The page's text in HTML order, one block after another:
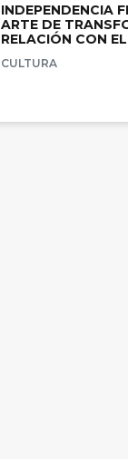
INDEPENDENCIA
ARTE DE
RELACIÓN CON
CULTURA